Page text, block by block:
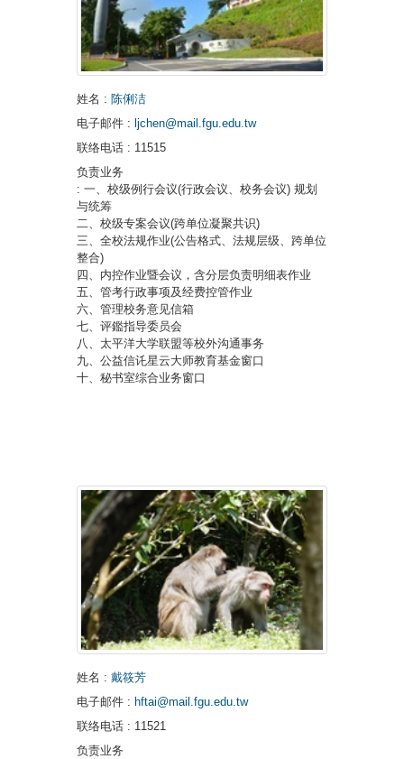
姓名 : 陈俐洁
电子邮件 : ljchen@mail.fgu.edu.tw
联络电话 : 11515
负责业务
: 一、校级例行会议(行政会议、校务会议) 规划
与统筹
二、校级专案会议(跨单位凝聚共识)
三、全校法规作业(公告格式、法规层级、跨单位
整合)
四、内控作业暨会议，含分层负责明细表作业
五、管考行政事项及经费控管作业
六、管理校务意见信箱
七、评鑑指导委员会
八、太平洋大学联盟等校外沟通事务
九、公益信讬星云大师教育基金窗口
十、秘书室综合业务窗口
姓名 :戴筱芳
电子邮件 : hftai@mail.fgu.edu.tw
联络电话 : 11521
负责业务